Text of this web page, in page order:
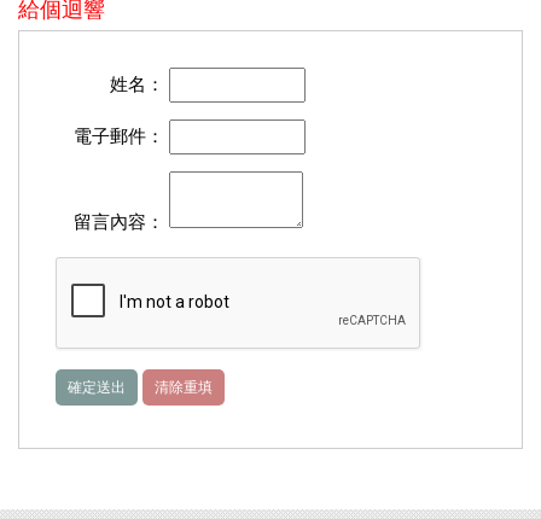
給個迴響
姓名：
電子郵件：
留言內容：